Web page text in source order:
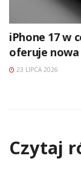
iPhone 17 w
oferuje nowa
23 LIPCA 2026
Czytaj